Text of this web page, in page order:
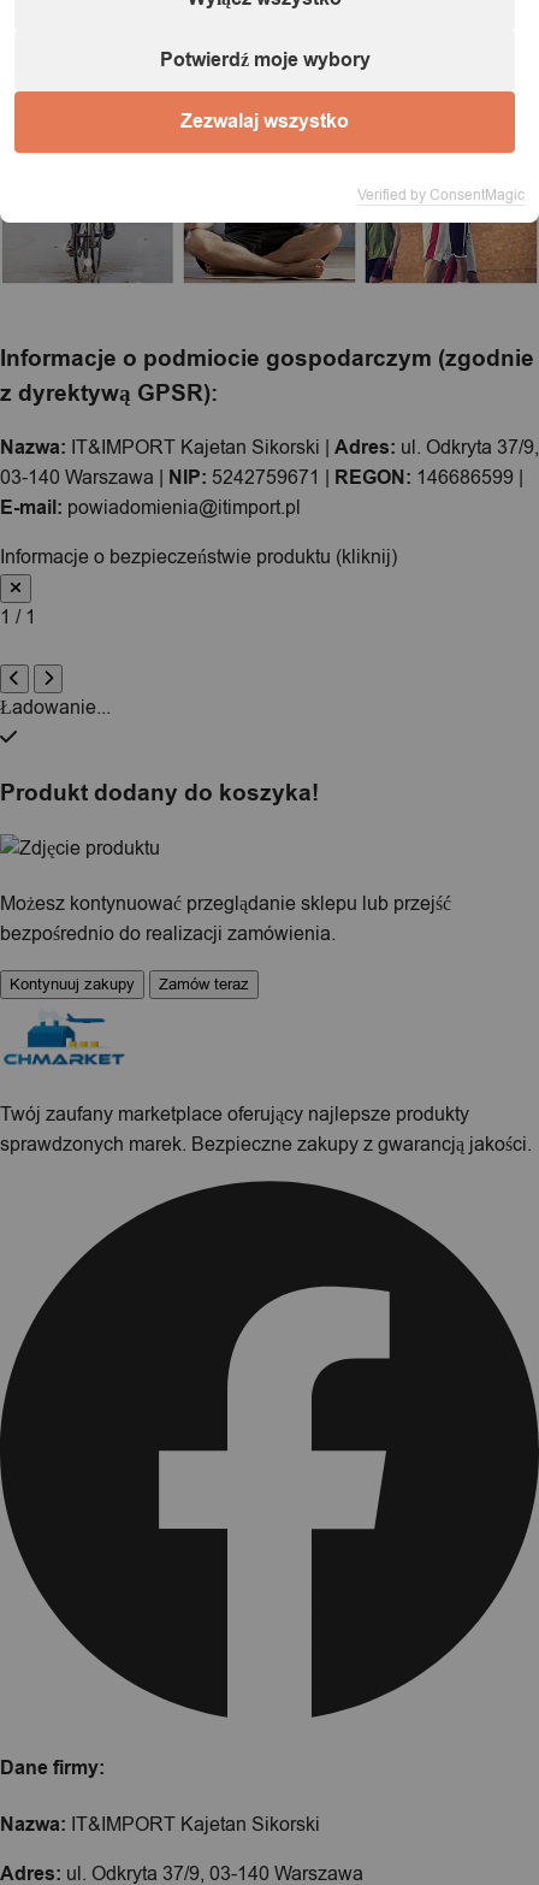
Informacje o podmiocie gospodarczym (zgodnie
z dyrektywą GPSR):
Nazwa: IT&IMPORT Kajetan Sikorski | Adres: ul. Odkryta 37/9,
03-140 Warszawa | NIP: 5242759671 | REGON: 146686599 |
E-mail: powiadomienia@itimport.pl
Informacje o bezpieczeństwie produktu (kliknij)
1 / 1
Ładowanie...
Produkt dodany do koszyka!
Możesz kontynuować przeglądanie sklepu lub przejść
bezpośrednio do realizacji zamówienia.
Kontynuuj zakupy Zamów teraz
Twój zaufany marketplace oferujący najlepsze produkty
sprawdzonych marek. Bezpieczne zakupy z gwarancją jakości.
Dane firmy:
Nazwa: IT&IMPORT Kajetan Sikorski
Adres: ul. Odkryta 37/9, 03-140 Warszawa
Potwierdź moje wybory
Zezwalaj wszystko
Verified by ConsentMagic